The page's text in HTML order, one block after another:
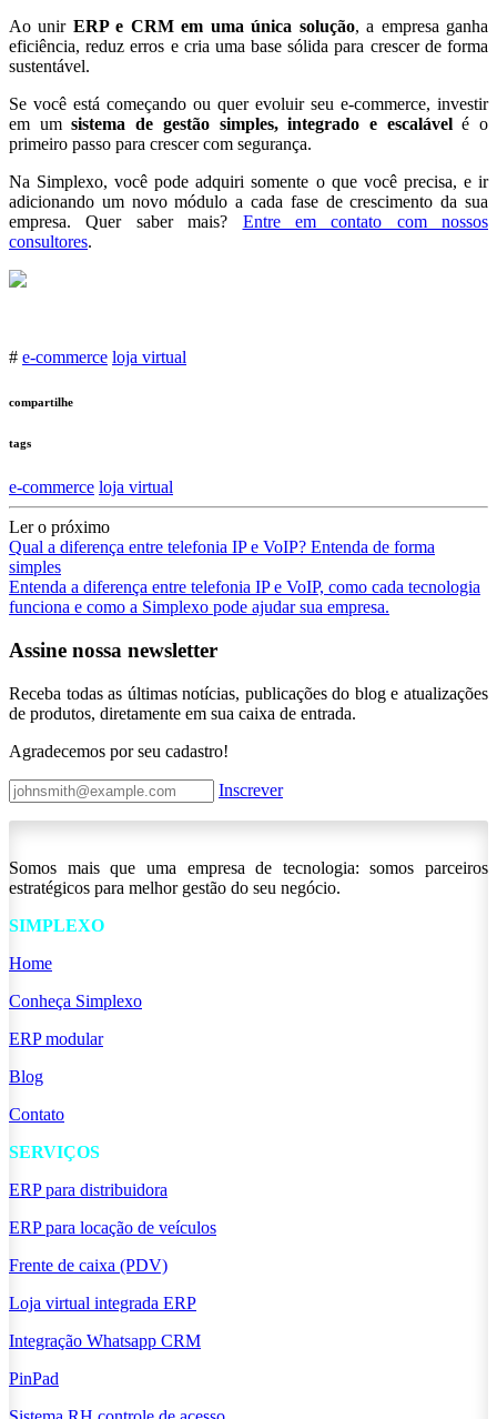
Ao unir ERP e CRM em uma única solução, a empresa ganha
eficiência, reduz erros e cria uma base sólida para crescer de forma
sustentável.
Se você está começando ou quer evoluir seu e-commerce, investir
em umsistema de gestão simples, integrado e escalávelé o
primeiro passo para crescer com segurança.
Na Simplexo, você pode adquiri somente o que você precisa, e ir
adicionando um novo módulo a cada fase de crescimento da sua
empresa. Quer saber mais? Entre em contato com nossos
consultores.
# e-commerce loja virtual
compartilhe
tags
e-commerce loja virtual
Ler o próximo
Qual a diferença entre telefonia IP e VoIP? Entenda de forma
simples
Entenda a diferença entre telefonia IP e VoIP, como cada tecnologia
funciona e como a Simplexo pode ajudar sua empresa.
Assine nossa newsletter
Receba todas as últimas notícias, publicações do blog e atualizações
de produtos, diretamente em sua caixa de entrada.
Agradecemos por seu cadastro!
Inscrever
Somos mais que uma empresa de tecnologia: somos parceiros
estratégicos para melhor gestão do seu negócio.
SIMPLEXO
Home
Conheça Simplexo
ERP modular
Blog
Contato
SERVIÇOS
ERP para distribuidora
ERP para locação de veículos
Frente de caixa (PDV)
Loja virtual integrada ERP
Integração Whatsapp CRM
PinPad